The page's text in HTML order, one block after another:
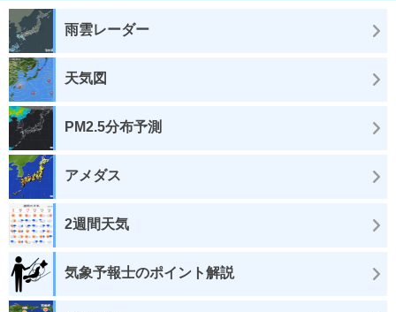
雨雲レーダー
天気図
PM2.5分布予測
アメダス
2週間天気
気象予報士のポイント解説